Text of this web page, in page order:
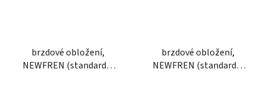
brzdové obložení,
NEWFREN (standardní
brzdové obložení,
NEWFREN (standardní